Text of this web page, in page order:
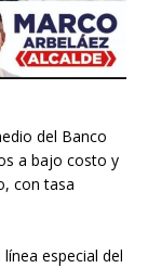
del Banco
a bajo costo y
con tasa
especial del